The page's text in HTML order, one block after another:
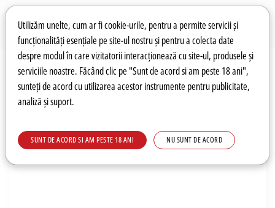
Preferințe pentru cookie-uri
Utilizăm unelte, cum ar fi cookie-urile, pentru a permite servicii și
funcționalități esențiale pe site-ul nostru și pentru a colecta date
despre modul în care vizitatorii interacționează cu site-ul, produsele și
serviciile noastre. Făcând clic pe "Sunt de acord si am peste 18 ani",
sunteți de acord cu utilizarea acestor instrumente pentru publicitate,
analiză și suport.
SUNT DE ACORD SI AM PESTE 18 ANI NU SUNT DE ACORD
Wishlist Autentificare